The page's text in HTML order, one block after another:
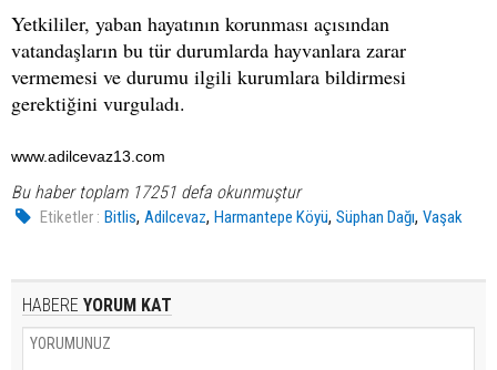
Yetkililer, yaban hayatının korunması açısından
vatandaşların bu tür durumlarda hayvanlara zarar
vermemesi ve durumu ilgili kurumlara bildirmesi
gerektiğini vurguladı.
www.adilcevaz13.com
Bu haber toplam 17251 defa okunmuştur
Etiketler : Bitlis,Adilcevaz,Harmantepe Köyü,Süphan Dağı,Vaşak
HABERE YORUM KAT